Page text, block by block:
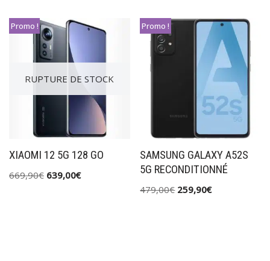
RUPTURE DE STOCK
Promo !
XIAOMI 12 5G 128 GO
669,90€ 639,00€
Promo !
SAMSUNG GALAXY A52S
5G RECONDITIONNÉ
479,00€ 259,90€